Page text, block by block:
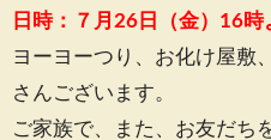
日時：７月26日（金）16時
ヨーヨーつり、お化け屋敷
さんございます。
ご家族で、また、お友だち